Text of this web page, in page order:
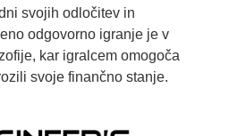
svojih odločitev in
odgovorno igranje je v
kar igralcem omogoča
svoje finančno stanje.